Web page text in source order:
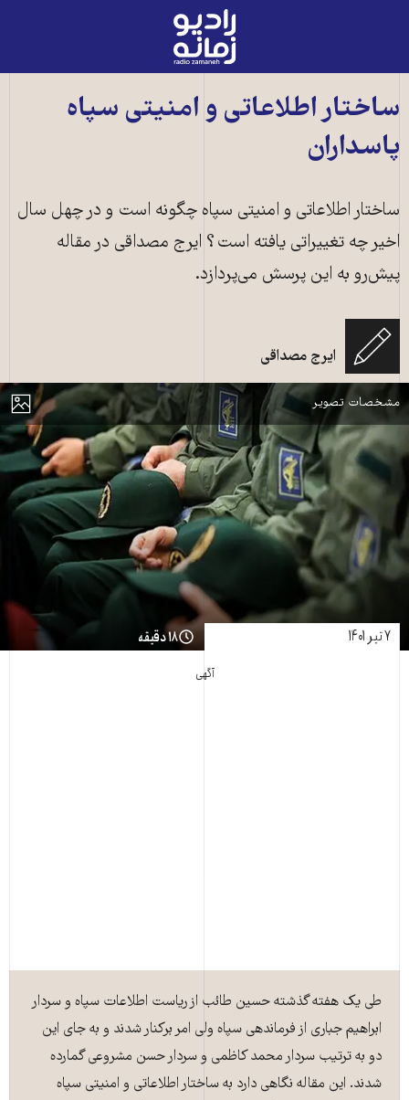
رادیو
زمانه
به
صفحه
ساختار اطلاعاتی و امنیتی سپاه
پاسداران
ساختار اطلاعاتی و امنیتی سپاه چگونه است و در چهل سال
اخیر چه تغییراتی یافته است؟ ایرج مصداقی در مقاله
پیش‌رو به این پرسش می‌پردازد.
ایرج مصداقی
نمایش
مشخصات تصویر
اعضای سپاه پاسداران ــ عکس: باشگاه خبرنگاران جوان
۷ تیر ۱۴۰۱ ۱۸ دقیقه
آگهی
طی یک هفته گذشته حسین طائب از ریاست اطلاعات سپاه و سردار
ابراهیم جباری از فرماندهی سپاه ولی امر برکنار شدند و به جای این
دو به ترتیب سردار محمد کاظمی و سردار حسن مشروعی گمارده
شدند. این مقاله نگاهی دارد به ساختار اطلاعاتی و امنیتی سپاه